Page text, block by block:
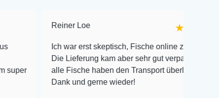
Reiner Loe ★★★★★
Ich war erst skeptisch, Fische online zu bestellen!
Die Lieferung kam aber sehr gut verpackt an und
alle Fische haben den Transport überlebt! Vielen
Dank und gerne wieder!